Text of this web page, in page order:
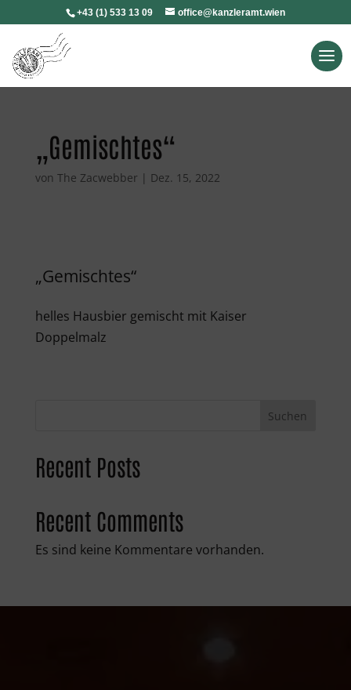
+43 (1) 533 13 09 office@kanzleramt.wien
„Gemischtes“
von The Zacwebber | Dez. 15, 2022
„Gemischtes“
helles Hausbier gemischt mit Kaiser
Doppelmalz
Suchen
Recent Posts
Recent Comments
Es sind keine Kommentare vorhanden.